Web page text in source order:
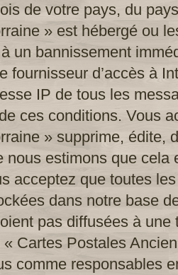
de votre pays, du
» est hébergé ou
un bannissement
fournisseur d’accès à
IP de tous les
ces conditions. Vous
» supprime, édite,
nous estimons que cela
acceptez que toutes
dans notre base
pas diffusées à une
Cartes Postales
comme responsables